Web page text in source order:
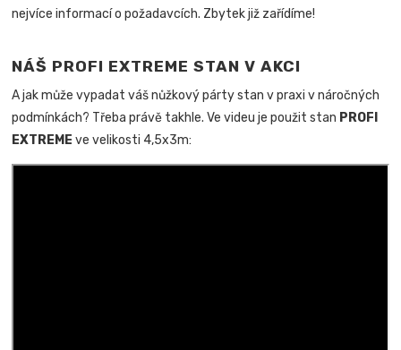
nejvíce informací o požadavcích. Zbytek již zařídíme!
NÁŠ PROFI EXTREME STAN V AKCI
A jak může vypadat váš nůžkový párty stan v praxi v náročných
podmínkách? Třeba právě takhle. Ve videu je použit stan PROFI
EXTREME ve velikosti 4,5x3m: